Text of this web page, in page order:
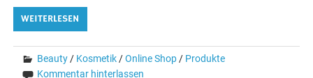
WEITERLESEN
Beauty / Kosmetik /Online Shop / Produkte
Kommentar hinterlassen